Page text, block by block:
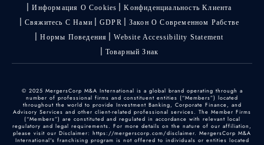
Информация О Cookies
Kонфиденциальность Kлиента
Свяжитесь С Нами
GDPR
Закон О Современном Рабстве
Нормы Поведения
Website Accessibility Statement
Товарный Знак
© 2025 MergersCorp M&A International is a global brand operating through a
number of professional firms and constituent entities (“Members”) located
throughout the world to provide Investment Banking, Corporate Finance, and
Advisory Services and other client-related professional services. The Member Firms
(“Members”) are constituted and regulated in accordance with relevant local
regulatory and legal requirements. For more details on the nature of our affiliation,
please visit our Disclaimer: https://mergerscorp.com/disclaimer. MergersCorp M&A
International's franchising program is not offered to individuals or entities located